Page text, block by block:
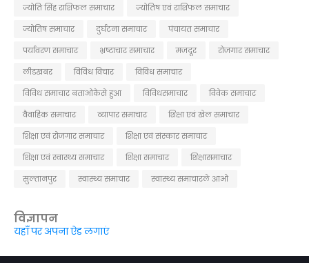
ज्योति सिंह राशिफल समाचार
ज्योतिष एवं राशिफल समाचार
ज्योतिष समाचार
दुर्घटना समाचार
पंचायत समाचार
पर्यावरण समाचार
भ्रष्टाचार समाचार मजदूर
रोजगार समाचार
लीडखबर
विविध विचार
विविध समाचार
विविध समाचार बताओकैसे हुआ
विविधसमाचार
विवेक समाचार
वैवाहिक समाचार
व्यापार समाचार
शिक्षा एवं खेल समाचार
शिक्षा एवं रोजगार समाचार
शिक्षा एवं संस्कार समाचार
शिक्षा एवं स्वास्थ्य समाचार
शिक्षा समाचार
शिक्षासमाचार
सुल्तानपुर
स्वास्थ्य समाचार स्वास्थ्य समाचारले आओ
विज्ञापन
यहाँ पर अपना ऐड लगाएं